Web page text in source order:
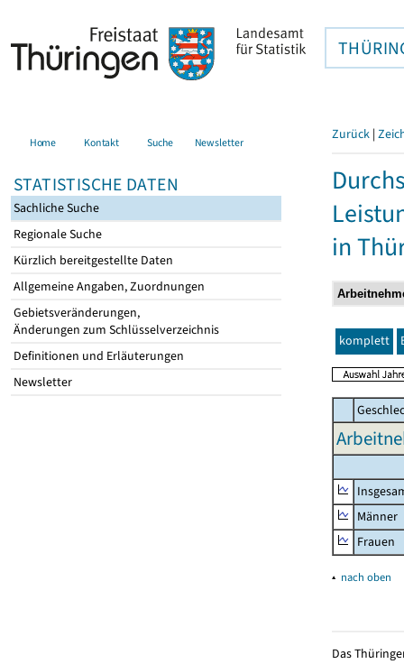
Home Kontakt Suche Newsletter
STATISTISCHE DATEN
Sachliche Suche
Regionale Suche
Kürzlich bereitgestellte Daten
Allgemeine Angaben, Zuordnungen
Gebietsveränderungen,
Änderungen zum Schlüsselverzeichnis
Definitionen und Erläuterungen
Newsletter
Zurück |
in
komplett
Männer
Frauen
▴ nach oben
Das